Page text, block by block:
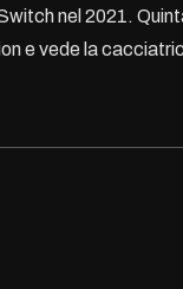
nel 2021.
e vede la